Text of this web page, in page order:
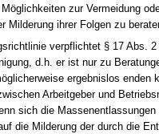
zur Ver­mei­dung
Mil­de­rung ih­rer Fol­gen zu
ver­pflich­tet § 17 Abs.
d.h. er ist nur zu
er­geb­nis­los en­den
Ar­beit­ge­ber und
sich die
die Mil­de­rung der durch die